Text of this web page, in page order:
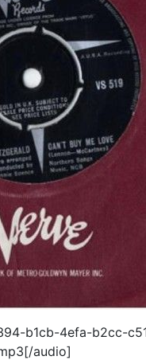
b1cb-4efa-b2cc-
audio]